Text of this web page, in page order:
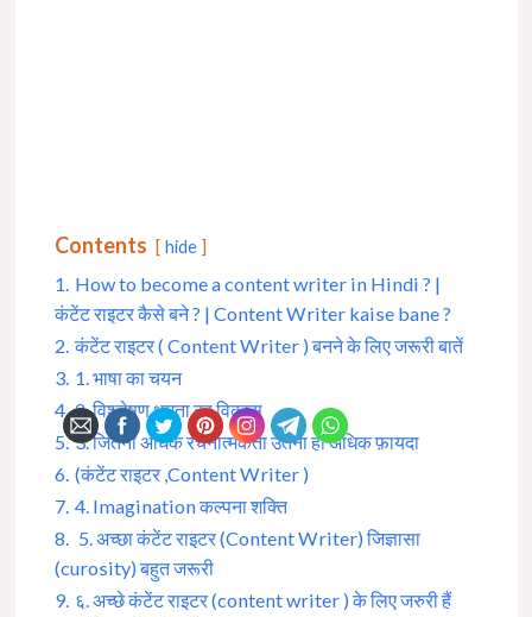
Contents hide
1. How to become a content writer in Hindi ? |
कंटेंट राइटर कैसे बने ? | Content Writer kaise bane ?
2. कंटेंट राइटर ( Content Writer ) बनने के लिए जरूरी बातें
3. ‌1. भाषा का चयन
4. ‌2. विश्लेषण क्षमता का विकास
5. 3‌. जितनी अधिक रचनात्मकता उतना ही अधिक फ़ायदा
6. (कंटेंट राइटर ,Content Writer )
7. ‌4. Imagination कल्पना शक्ति
8. ‌ 5. अच्छा कंटेंट राइटर (Content Writer) जिज्ञासा
(curosity) बहुत जरूरी
9. ‌६. अच्छे कंटेंट राइटर (content writer ) के लिए जरुरी हैं